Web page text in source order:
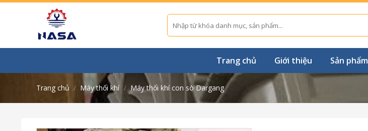
Skip
Tìm
kiếm:
Trang chủ Giới thiệu Sản phẩm
Trang chủ / Máy thổi khí / Máy thổi khí con sò Dargang